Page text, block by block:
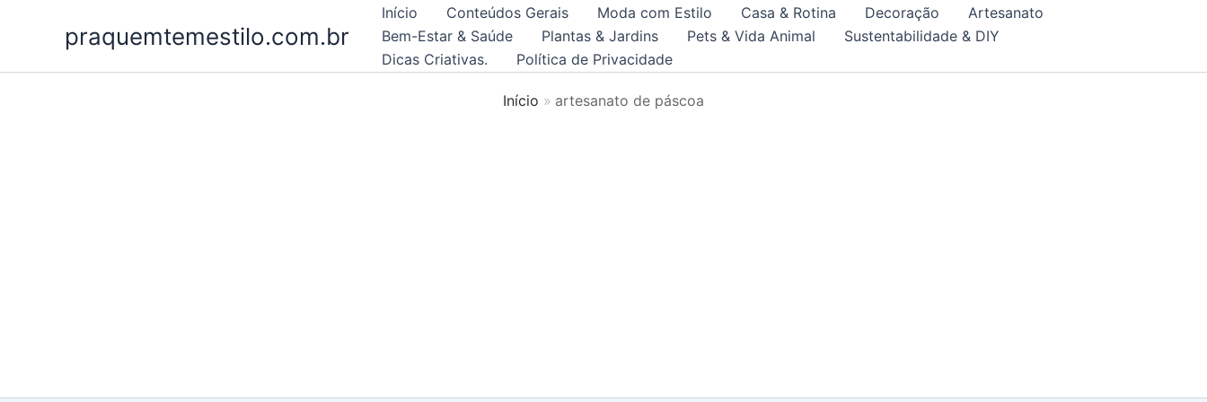
praquemtemestilo.com.br
Início Conteúdos Gerais Moda com Estilo Casa & Rotina Decoração
Artesanato
Bem-Estar & Saúde
Plantas & Jardins Pets & Vida Animal
Sustentabilidade & DIY
Dicas Criativas.
Política de Privacidade
Início artesanato de páscoa